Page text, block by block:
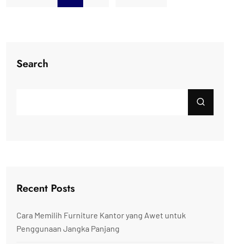
Search
Recent Posts
Cara Memilih Furniture Kantor yang Awet untuk
Penggunaan Jangka Panjang